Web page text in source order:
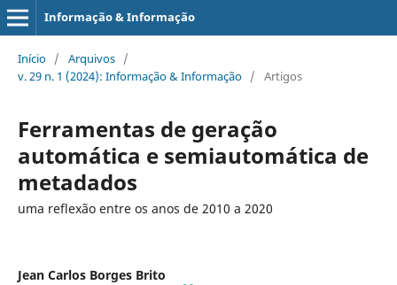
Informação & Informação
Início / Arquivos /
v. 29 n. 1 (2024): Informação & Informação / Artigos
Ferramentas de geração
automática e semiautomática de
metadados
uma reflexão entre os anos de 2010 a 2020
Jean Carlos Borges Brito